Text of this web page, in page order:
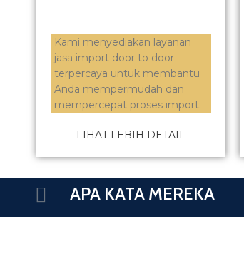
Kami menyediakan layanan
jasa import door to door
terpercaya untuk membantu
Anda mempermudah dan
mempercepat proses import.
LIHAT LEBIH DETAIL
APA KATA MEREKA